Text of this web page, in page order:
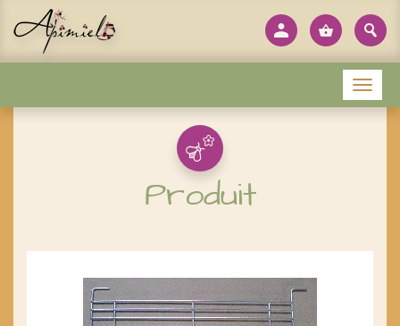
Produit
Menu
Panneau de gestion des cookies